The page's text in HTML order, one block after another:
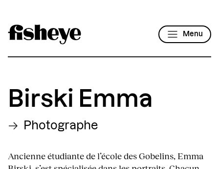
Menu
Birski Emma
Photographe
Ancienne étudiante de l’école des Gobelins, Emma